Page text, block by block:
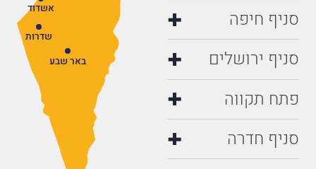
סניף חיפה
סניף ירושלים
פתח תקווה
סניף חדרה
באר שבע
אשדוד
שדרות